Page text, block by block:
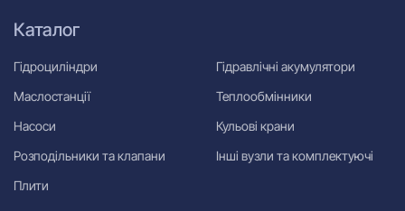
Каталог
Гідроциліндри
Маслостанції
Насоси
Розподільники та клапани
Плити
Гідравлічні акумулятори
Теплообмінники
Кульові крани
Інші вузли та комплектуючі